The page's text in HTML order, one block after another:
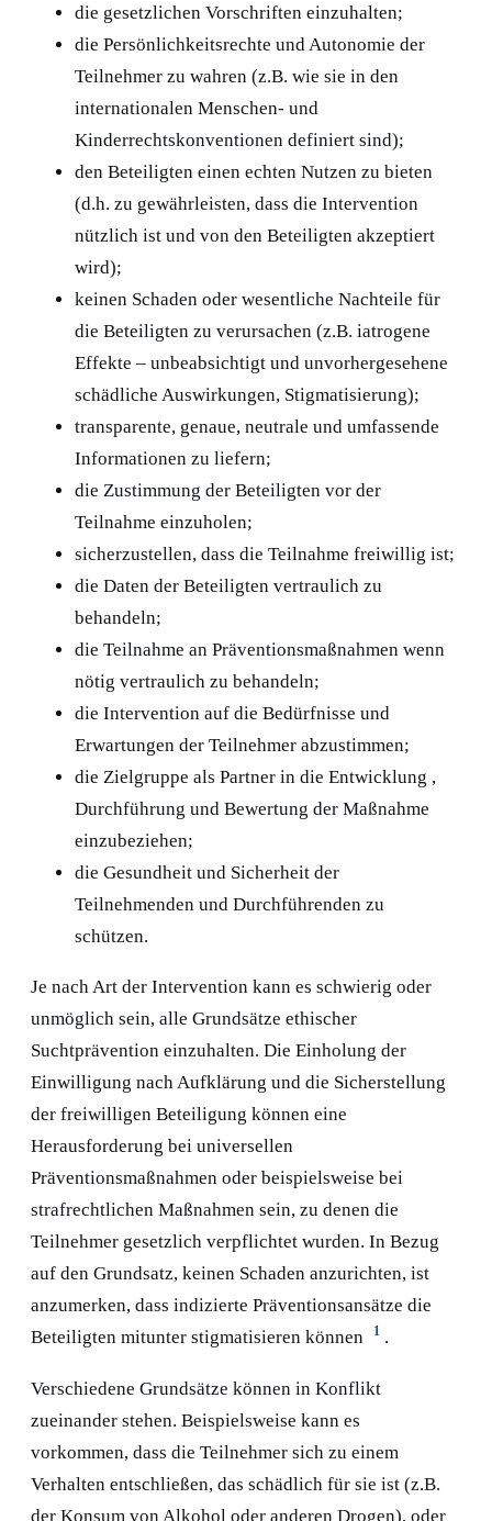
die gesetzlichen Vorschriften einzuhalten;
die Persönlichkeitsrechte und Autonomie der
Teilnehmer zu wahren (z.B. wie sie in den
internationalen Menschen- und
Kinderrechtskonventionen definiert sind);
den Beteiligten einen echten Nutzen zu bieten
(d.h. zu gewährleisten, dass die Intervention
nützlich ist und von den Beteiligten akzeptiert
wird);
keinen Schaden oder wesentliche Nachteile für
die Beteiligten zu verursachen (z.B. iatrogene
Effekte – unbeabsichtigt und unvorhergesehene
schädliche Auswirkungen, Stigmatisierung);
transparente, genaue, neutrale und umfassende
Informationen zu liefern;
die Zustimmung der Beteiligten vor der
Teilnahme einzuholen;
sicherzustellen, dass die Teilnahme freiwillig ist;
die Daten der Beteiligten vertraulich zu
behandeln;
die Teilnahme an Präventionsmaßnahmen wenn
nötig vertraulich zu behandeln;
die Intervention auf die Bedürfnisse und
Erwartungen der Teilnehmer abzustimmen;
die Zielgruppe als Partner in die Entwicklung ,
Durchführung und Bewertung der Maßnahme
einzubeziehen;
die Gesundheit und Sicherheit der
Teilnehmenden und Durchführenden zu
schützen.
Je nach Art der Intervention kann es schwierig oder
unmöglich sein, alle Grundsätze ethischer
Suchtprävention einzuhalten. Die Einholung der
Einwilligung nach Aufklärung und die Sicherstellung
der freiwilligen Beteiligung können eine
Herausforderung bei universellen
Präventionsmaßnahmen oder beispielsweise bei
strafrechtlichen Maßnahmen sein, zu denen die
Teilnehmer gesetzlich verpflichtet wurden. In Bezug
auf den Grundsatz, keinen Schaden anzurichten, ist
anzumerken, dass indizierte Präventionsansätze die
Beteiligten mitunter stigmatisieren können
1 .
Verschiedene Grundsätze können in Konflikt
zueinander stehen. Beispielsweise kann es
vorkommen, dass die Teilnehmer sich zu einem
Verhalten entschließen, das schädlich für sie ist (z.B.
der Konsum von Alkohol oder anderen Drogen), oder